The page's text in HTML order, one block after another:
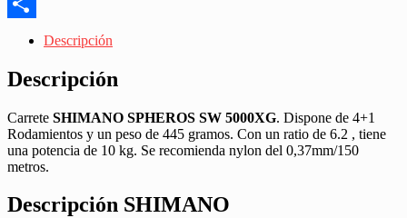
Descripción
Descripción
Carrete SHIMANO SPHEROS SW 5000XG. Dispone de 4+1
Rodamientos y un peso de 445 gramos. Con un ratio de 6.2 , tiene
una potencia de 10 kg. Se recomienda nylon del 0,37mm/150
metros.
Descripción SHIMANO